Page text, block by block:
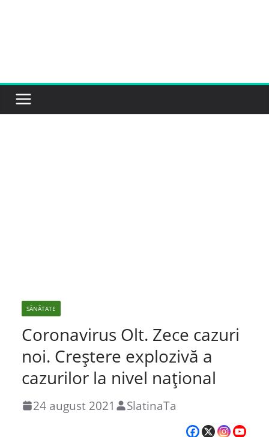
SĂNĂTATE
Coronavirus Olt. Zece cazuri
noi. Creștere explozivă a
cazurilor la nivel național
24 august 2021 SlatinaTa